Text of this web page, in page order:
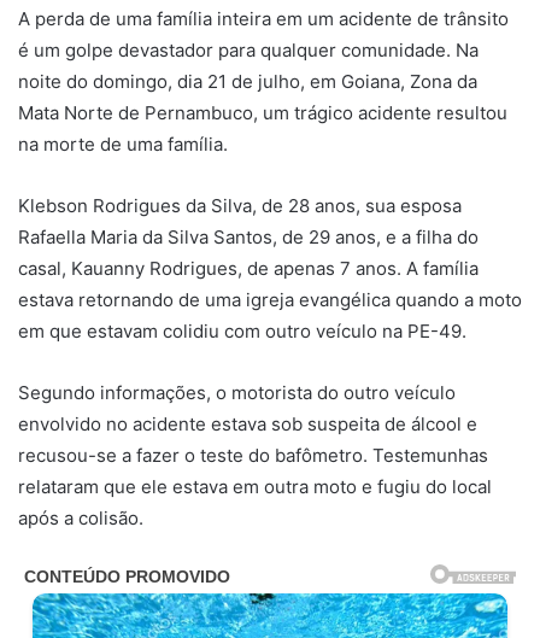
A perda de uma família inteira em um acidente de trânsito
é um golpe devastador para qualquer comunidade. Na
noite do domingo, dia 21 de julho, em Goiana, Zona da
Mata Norte de Pernambuco, um trágico acidente resultou
na morte de uma família.
Klebson Rodrigues da Silva, de 28 anos, sua esposa
Rafaella Maria da Silva Santos, de 29 anos, e a filha do
casal, Kauanny Rodrigues, de apenas 7 anos. A família
estava retornando de uma igreja evangélica quando a moto
em que estavam colidiu com outro veículo na PE-49.
Segundo informações, o motorista do outro veículo
envolvido no acidente estava sob suspeita de álcool e
recusou-se a fazer o teste do bafômetro. Testemunhas
relataram que ele estava em outra moto e fugiu do local
após a colisão.